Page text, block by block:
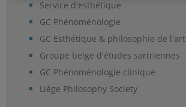
Service d'esthétique
GC Phénoménologie
GC Esthétique & philosophie de l'art
Groupe belge d'études sartriennes
GC Phénoménologie clinique
Liège Philosophy Society